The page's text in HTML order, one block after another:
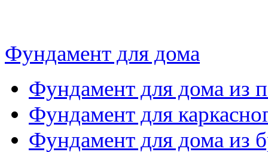
Фундамент для дома
Фундамент для дома из
Фундамент для
Фундамент для дома из